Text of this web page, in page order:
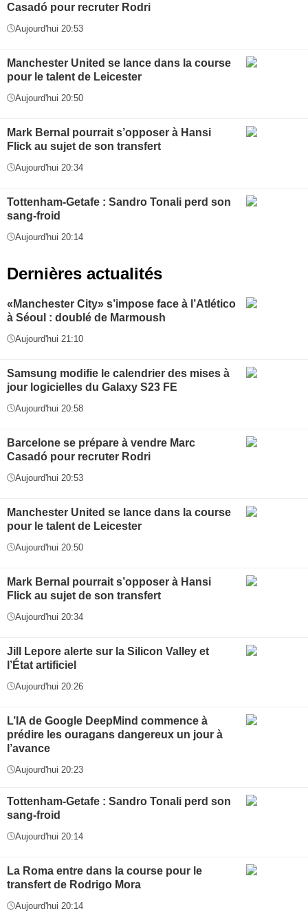
Casadó pour recruter Rodri
Aujourd'hui 20:53
Manchester United se lance dans la course
pour le talent de Leicester
Aujourd'hui 20:50
Mark Bernal pourrait s’opposer à Hansi
Flick au sujet de son transfert
Aujourd'hui 20:34
Tottenham-Getafe : Sandro Tonali perd son
sang-froid
Aujourd'hui 20:14
Dernières actualités
«Manchester City» s’impose face à l’Atlético
à Séoul : doublé de Marmoush
Aujourd'hui 21:10
Samsung modifie le calendrier des mises à
jour logicielles du Galaxy S23 FE
Aujourd'hui 20:58
Barcelone se prépare à vendre Marc
Casadó pour recruter Rodri
Aujourd'hui 20:53
Manchester United se lance dans la course
pour le talent de Leicester
Aujourd'hui 20:50
Mark Bernal pourrait s’opposer à Hansi
Flick au sujet de son transfert
Aujourd'hui 20:34
Jill Lepore alerte sur la Silicon Valley et
l’État artificiel
Aujourd'hui 20:26
L’IA de Google DeepMind commence à
prédire les ouragans dangereux un jour à
l’avance
Aujourd'hui 20:23
Tottenham-Getafe : Sandro Tonali perd son
sang-froid
Aujourd'hui 20:14
La Roma entre dans la course pour le
transfert de Rodrigo Mora
Aujourd'hui 20:14